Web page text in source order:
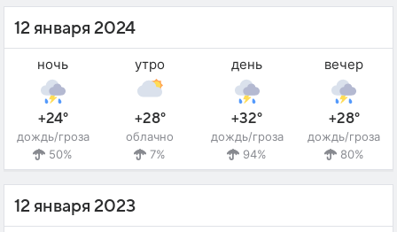
12 января 2024
ночь
+24°
дождь/гроза
50%
утро
+28°
облачно
7%
день
+32°
дождь/гроза
94%
вечер
+28°
дождь/гроза
80%
12 января 2023